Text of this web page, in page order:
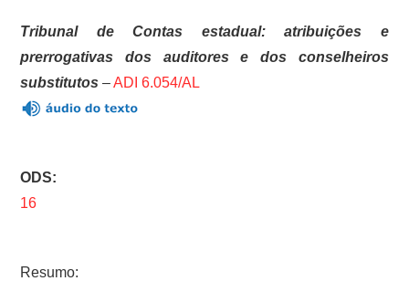
Tribunal de Contas estadual: atribuições e
prerrogativas dos auditores e dos conselheiros
substitutos–ADI 6.054/AL
ODS:
16
Resumo: